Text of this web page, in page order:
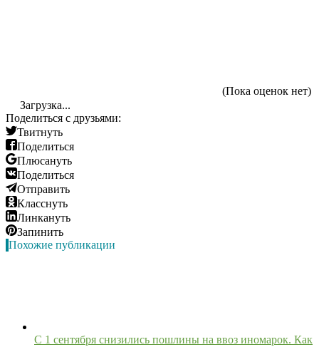
(Пока оценок нет)
Загрузка...
Поделиться с друзьями:
Твитнуть
Поделиться
Плюсануть
Поделиться
Отправить
Класснуть
Линкануть
Запинить
Похожие публикации
С 1 сентября снизились пошлины на ввоз иномарок. Как